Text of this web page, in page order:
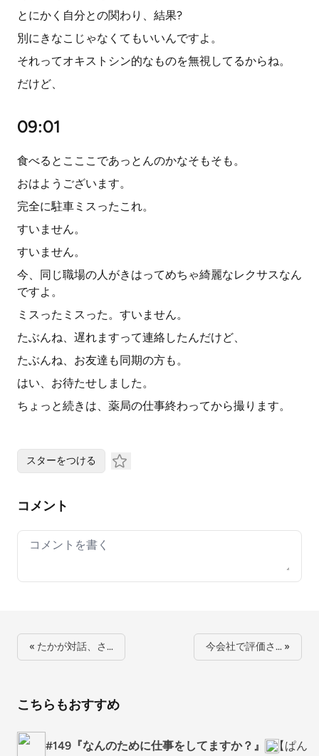
とにかく自分との関わり、結果?
別にきなこじゃなくてもいいんですよ。
それってオキストシン的なものを無視してるからね。
だけど、
09:01
食べるとこここであっとんのかなそもそも。
おはようございます。
完全に駐車ミスったこれ。
すいません。
すいません。
今、同じ職場の人がきはってめちゃ綺麗なレクサスなん
ですよ。
ミスったミスった。すいません。
たぶんね、遅れますって連絡したんだけど、
たぶんね、お友達も同期の方も。
はい、お待たせしました。
ちょっと続きは、薬局の仕事終わってから撮ります。
スターをつける
コメント
Your comment
« たかが対話、さ… 今会社で評価さ… »
こちらもおすすめ
#149『なんのために仕事をしてますか？』 【ぱん